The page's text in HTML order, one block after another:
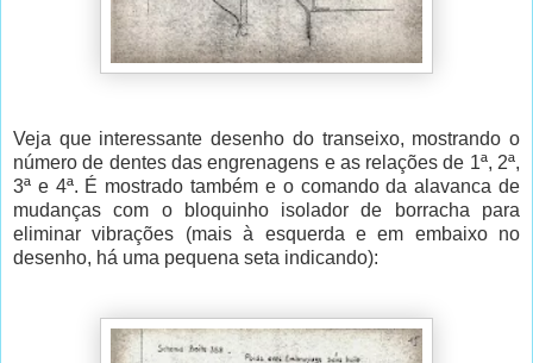
Veja que interessante desenho do transeixo, mostrando o
número de dentes das engrenagens e as relações de 1ª, 2ª,
3ª e 4ª. É mostrado também e o comando da alavanca de
mudanças com o bloquinho isolador de borracha para
eliminar vibrações (mais à esquerda e em embaixo no
desenho, há uma pequena seta indicando):